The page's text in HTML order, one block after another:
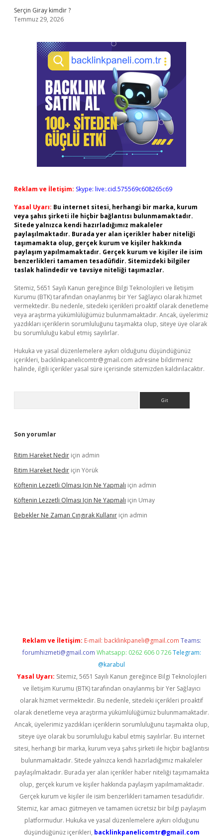
Serçin Giray kimdir ?
Temmuz 29, 2026
Reklam ve İletişim: Skype: live:.cid.575569c608265c69
Yasal Uyarı: Bu internet sitesi, herhangi bir marka, kurum
veya şahıs şirketi ile hiçbir bağlantısı bulunmamaktadır.
Sitede yalnızca kendi hazırladığımız makaleler
paylaşılmaktadır. Burada yer alan içerikler haber niteliği
taşımamakta olup, gerçek kurum ve kişiler hakkında
paylaşım yapılmamaktadır. Gerçek kurum ve kişiler ile isim
benzerlikleri tamamen tesadüfidir. Sitemizdeki bilgiler
taslak halindedir ve tavsiye niteliği taşımazlar.
Sitemiz, 5651 Sayılı Kanun gereğince Bilgi Teknolojileri ve İletişim
Kurumu (BTK) tarafından onaylanmış bir Yer Sağlayıcı olarak hizmet
vermektedir. Bu nedenle, sitedeki içerikleri proaktif olarak denetleme
veya araştırma yükümlülüğümüz bulunmamaktadır. Ancak, üyelerimiz
yazdıkları içeriklerin sorumluluğunu taşımakta olup, siteye üye olarak
bu sorumluluğu kabul etmiş sayılırlar.
Hukuka ve yasal düzenlemelere aykırı olduğunu düşündüğünüz
içerikleri, backlinkpanelicomtr@gmail.com adresine bildirmeniz
halinde, ilgili içerikler yasal süre içerisinde sitemizden kaldırılacaktır.
Son yorumlar
Ritim Hareket Nedir için admin
Ritim Hareket Nedir için Yörük
Köftenin Lezzetli Olması Için Ne Yapmalı için admin
Köftenin Lezzetli Olması Için Ne Yapmalı için Umay
Bebekler Ne Zaman Çıngırak Kullanır için admin
Reklam ve İletişim: E-mail: backlinkpaneli@gmail.com Teams:
forumhizmeti@gmail.com Whatsapp: 0262 606 0 726 Telegram:
@karabul
Yasal Uyarı: Sitemiz, 5651 Sayılı Kanun gereğince Bilgi Teknolojileri
ve İletişim Kurumu (BTK) tarafından onaylanmış bir Yer Sağlayıcı
olarak hizmet vermektedir. Bu nedenle, sitedeki içerikleri proaktif
olarak denetleme veya araştırma yükümlülüğümüz bulunmamaktadır.
Ancak, üyelerimiz yazdıkları içeriklerin sorumluluğunu taşımakta olup,
siteye üye olarak bu sorumluluğu kabul etmiş sayılırlar. Bu internet
sitesi, herhangi bir marka, kurum veya şahıs şirketi ile hiçbir bağlantısı
bulunmamaktadır. Sitede yalnızca kendi hazırladığımız makaleler
paylaşılmaktadır. Burada yer alan içerikler haber niteliği taşımamakta
olup, gerçek kurum ve kişiler hakkında paylaşım yapılmamaktadır.
Gerçek kurum ve kişiler ile isim benzerlikleri tamamen tesadüfidir.
Sitemiz, kar amacı gütmeyen ve tamamen ücretsiz bir bilgi paylaşım
platformudur. Hukuka ve yasal düzenlemelere aykırı olduğunu
düşündüğünüz içerikleri, backlinkpanelicomtr@gmail.com